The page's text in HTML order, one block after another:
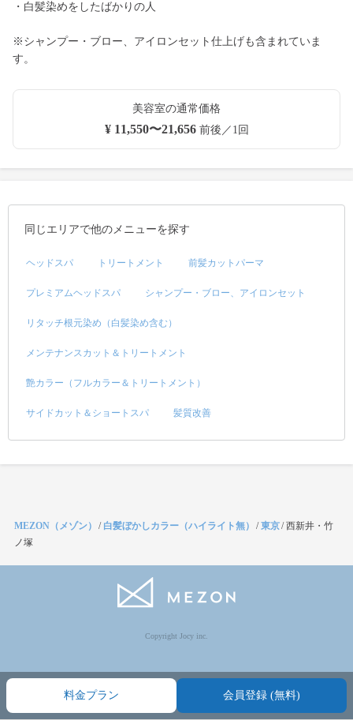
・白髪染めをしたばかりの人
※シャンプー・ブロー、アイロンセット仕上げも含まれていま
す。
美容室の通常価格
¥ 11,550〜21,656前後／1回
同じエリアで他のメニューを探す
ヘッドスパ トリートメント 前髪カットパーマ
プレミアムヘッドスパ シャンプー・ブロー、アイロンセット
リタッチ根元染め（白髪染め含む）
メンテナンスカット＆トリートメント
艶カラー（フルカラー＆トリートメント）
サイドカット＆ショートスパ 髪質改善
料金プラン 会員登録 (無料)
MEZON（メゾン） / 白髪ぼかしカラー（ハイライト無） /東京/西新井・竹
ノ塚
Copyright Jocy inc.